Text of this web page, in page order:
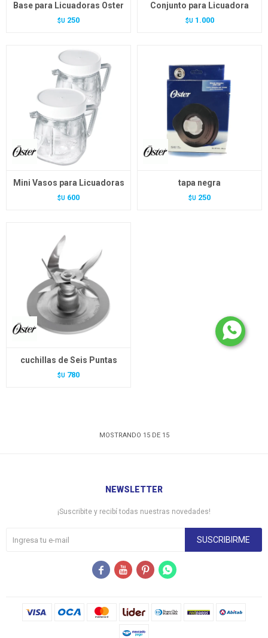
Base para Licuadoras Oster
$U 250
Conjunto para Licuadora
$U 1.000
Mini Vasos para Licuadoras
$U 600
tapa negra
$U 250
cuchillas de Seis Puntas
$U 780
MOSTRANDO 15DE 15
NEWSLETTER
¡Suscribite y recibí todas nuestras novedades!
SUSCRIBIRME
   